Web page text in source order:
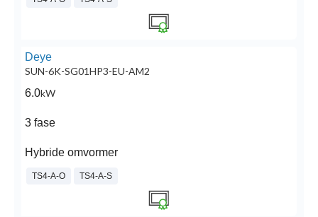
Deye
SUN-6K-SG01HP3-EU-AM2
6.0kW
3 fase
Hybride omvormer
TS4-A-O TS4-A-S